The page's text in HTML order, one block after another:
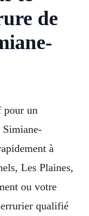
de
pour un
Simiane-
à
Les Plaines,
ou votre
qualifié